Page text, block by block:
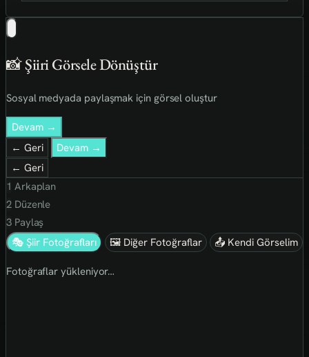
📸 Şiiri Görsele Dönüştür
Sosyal medyada paylaşmak için görsel oluştur
Devam →
← Geri
Devam →
← Geri
1 Arkaplan
2Düzenle
3Paylaş
🎭 Şiir Fotoğrafları
🖼 Diğer Fotoğraflar 📤 Kendi Görselim
Fotoğraflar yükleniyor…